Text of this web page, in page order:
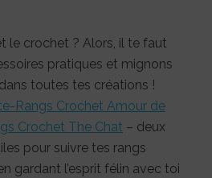
le crochet ? Alors, il te faut
pratiques et mignons
toutes tes créations !
Rangs Crochet Amour de
Crochet The Chat – deux
pour suivre tes rangs
gardant l’esprit félin avec toi